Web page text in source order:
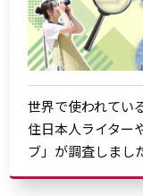
世界で使われてい
住日本人ライター
ブ」が調査しまし